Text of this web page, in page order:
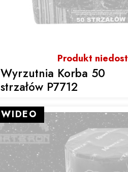
Produkt
Wyrzutnia Korba 50
strzałów P7712
WIDEO